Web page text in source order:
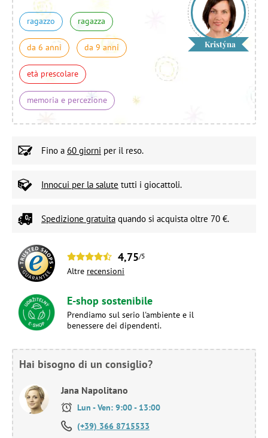
ragazzo ragazza
da 6 anni da 9 anni
età prescolare
memoria e percezione
Kristýna
Fino a 60 giorni per il reso.
Innocui per la salute tutti i giocattoli.
Spedizione gratuita quando si acquista oltre 70 €.
4,75/5
Altre recensioni
E-shop sostenibile
Prendiamo sul serio l'ambiente e il
benessere dei dipendenti.
Hai bisogno di un consiglio?
Jana Napolitano
Lun - Ven: 9:00 - 13:00
(+39) 366 8715533